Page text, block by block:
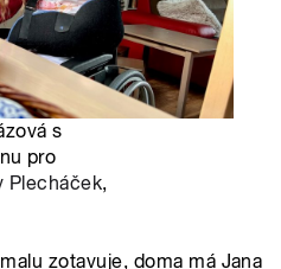
s
pro
Plecháček,
zotavuje, doma má Jana